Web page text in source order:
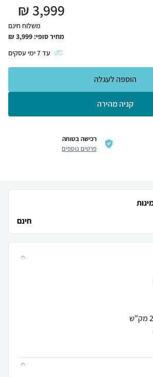
3,999
₪
משלוח חינם
מחיר סופי: 3,999
₪
עד7ימי עסקים
קניה מהירה
הוספה לעגלה
רכישה בטוחה
פרטים נוספים
חינם